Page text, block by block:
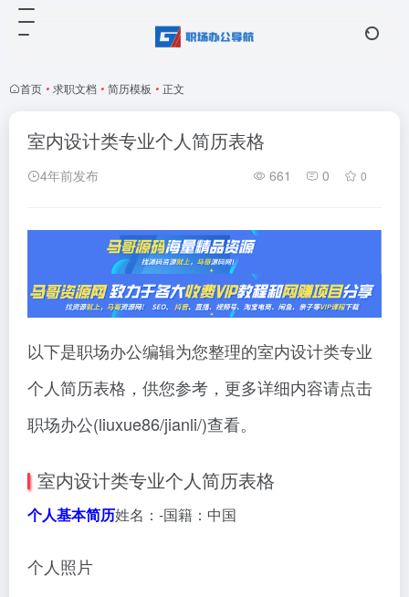
首页 • 求职文档 • 简历模板 • 正文
室内设计类专业个人简历表格
4年前发布 661 0 0
以下是职场办公编辑为您整理的室内设计类专业
个人简历表格，供您参考，更多详细内容请点击
职场办公(liuxue86/jianli/)查看。
室内设计类专业个人简历表格
个人基本简历姓名：-国籍：中国
个人照片